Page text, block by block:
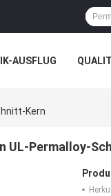
AUSFLUG
Kern
UL-Permalloy-